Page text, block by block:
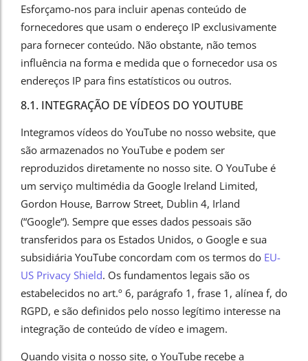
Esforçamo-nos para incluir apenas conteúdo de
fornecedores que usam o endereço IP exclusivamente
para fornecer conteúdo. Não obstante, não temos
influência na forma e medida que o fornecedor usa os
endereços IP para fins estatísticos ou outros.
8.1. INTEGRAÇÃO DE VÍDEOS DO YOUTUBE
Integramos vídeos do YouTube no nosso website, que
são armazenados no YouTube e podem ser
reproduzidos diretamente no nosso site. O YouTube é
um serviço multimédia da Google Ireland Limited,
Gordon House, Barrow Street, Dublin 4, Irland
(“Google“). Sempre que esses dados pessoais são
transferidos para os Estados Unidos, o Google e sua
subsidiária YouTube concordam com os termos do EU-
US Privacy Shield. Os fundamentos legais são os
estabelecidos no art.º 6, parágrafo 1, frase 1, alínea f, do
RGPD, e são definidos pelo nosso legítimo interesse na
integração de conteúdo de vídeo e imagem.
Quando visita o nosso site, o YouTube recebe a